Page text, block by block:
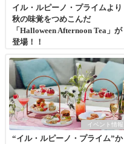
イル・ルピーノ・プライムより
秋の味覚をつめこんだ
「Halloween Afternoon Tea」が
登場！！
イベント情報
“イル・ルピーノ・プライム”か